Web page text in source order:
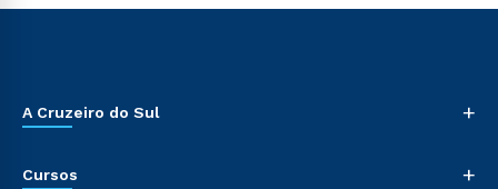
A Cruzeiro do Sul +
Cursos +